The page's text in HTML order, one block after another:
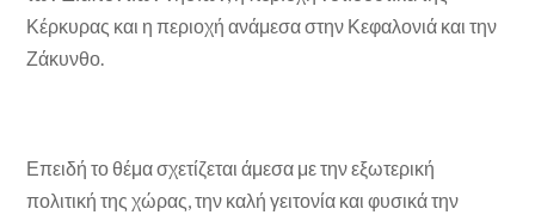
Κέρκυρας και η περιοχή ανάμεσα στην Κεφαλονιά και την
Ζάκυνθο.
Επειδή το θέμα σχετίζεται άμεσα με την εξωτερική
πολιτική της χώρας, την καλή γειτονία και φυσικά την